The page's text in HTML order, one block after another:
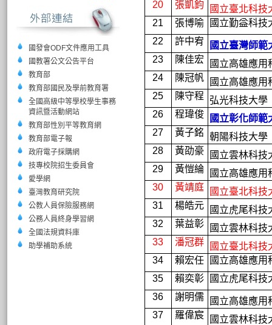
國發會ODF文件應用工具
國教署公文公告平台
教育部
教育部國民及學前教育署
全國高級中等學校學生事務
資訊暨活動網站
教育部性別平等教育網
教育部電子報
政府電子採購網
技專校院招生委員會
愛學網
臺灣教育研究院
公教人員保險服務網
公務人員終身學習網
全國法規資料庫
助學補助系統
20
張凱鈞
國立臺北科技
21
張博喻
國立勤益科技
22
許中宥
國立臺灣師範
23
陳佳宏
國立高雄應用
24
陳冠帆
國立高雄應用
25
陳守程
弘光科技大學
26
程瑋俊
國立彰化師範
27
黃子銘 朝陽科技大學
28
黃劭豪
國立雲林科技
29
黃愷綸
國立高雄應用
30
黃靖庭
國立臺北科技
31
楊皓元
國立虎尾科技
32
葉益彰
國立雲林科技
33
潘冠群
國立臺北科技
34
賴宏任
國立高雄應用
35
賴奕彰
國立虎尾科技
36
謝明儒
國立高雄應用
37
羅偉宸
國立雲林科技